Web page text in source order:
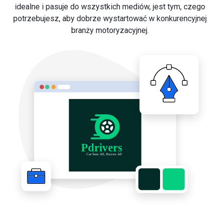
idealne i pasuje do wszystkich mediów, jest tym, czego
potrzebujesz, aby dobrze wystartować w konkurencyjnej
branży motoryzacyjnej.